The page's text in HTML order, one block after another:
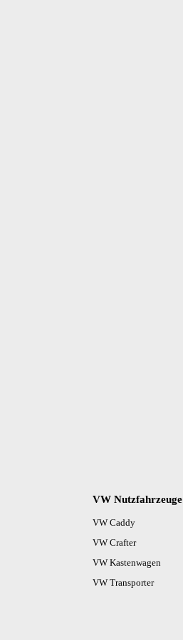
VW Nutzfahrzeuge
VW Caddy
VW Crafter
VW Kastenwagen
VW Transporter